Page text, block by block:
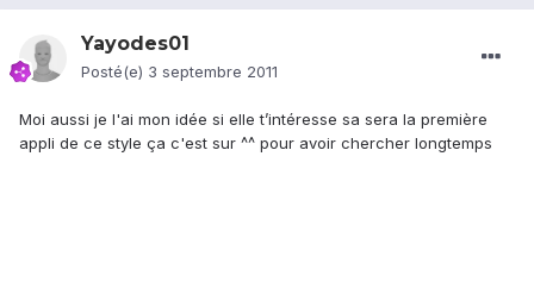
Yayodes01
Posté(e) 3 septembre 2011
Moi aussi je l'ai mon idée si elle t’intéresse sa sera la première
appli de ce style ça c'est sur ^^ pour avoir chercher longtemps